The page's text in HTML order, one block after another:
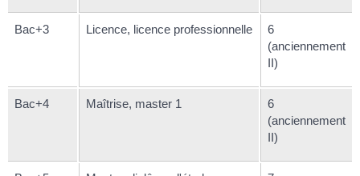
Bac+3 Licence, licence professionnelle
6
(anciennement
II)
Bac+4 Maîtrise, master 1
6
(anciennement
II)